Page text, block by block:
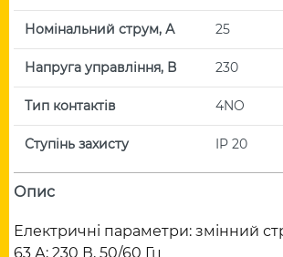
Номінальний струм, А 25
Напруга управління, В 230
Тип контактів 4NO
Ступінь захисту IP 20
Опис
Електричні параметри: змінний
63 А; 230 В, 50/60 Гц